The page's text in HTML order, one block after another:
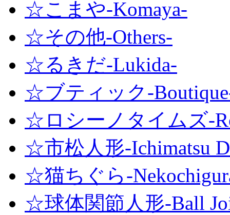
☆こまや-Komaya-
☆その他-Others-
☆るきだ-Lukida-
☆ブティック-
☆ロシーノタイムズ-
☆市松人形-Ichimatsu
☆猫ちぐら-
☆球体関節人形-Ball